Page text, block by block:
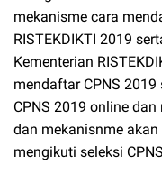
mekanisme cara
RISTEKDIKTI 2019
Kementerian
mendaftar CPNS
CPNS 2019 online
dan mekanisnme
mengikuti seleksi